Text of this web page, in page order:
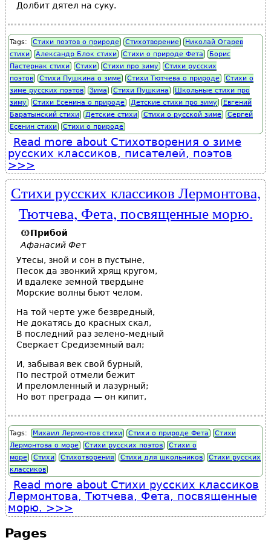
Долбит дятел на суку.
Tags: Стихи поэтов о природе Стихотворение
Николай Огарев
стихи
Александр Блок стихи Стихи о природе Фета
Борис
Пастернак стихи
Стихи Стихи про зиму
Стихи русских
поэтов
Стихи Пушкина о зиме Стихи Тютчева о природе
Стихи о
зиме русских поэтов
Зима Стихи Пушкина
Школьные стихи про
зиму
Стихи Есенина о природе Детские стихи про зиму
Евгений
Баратынский стихи
Детские стихи Стихи о русской зиме
Сергей
Есенин стихи
Стихи о природе
Read more about Стихотворения о зиме
русских классиков, писателей, поэтов
Стихи русских классиков Лермонтова,
Тютчева, Фета, посвященные морю.
Прибой
Афанасий Фет
Утесы, зной и сон в пустыне,
Песок да звонкий хрящ кругом,
И вдалеке земной твердыне
Морские волны бьют челом.
На той черте уже безвредный,
Не докатясь до красных скал,
В последний раз зелено-медный
Сверкает Средиземный вал;
И, забывая век свой бурный,
По пестрой отмели бежит
И преломленный и лазурный;
Но вот преграда — он кипит,
Tags: Михаил Лермонтов стихи Стихи о природе Фета
Стихи
Лермонтова о море
Стихи русских поэтов
Стихи о
море
Стихи Стихотворения Стихи для школьников
Стихи русских
классиков
Read more about Стихи русских классиков
Лермонтова, Тютчева, Фета, посвященные
морю.
Pages